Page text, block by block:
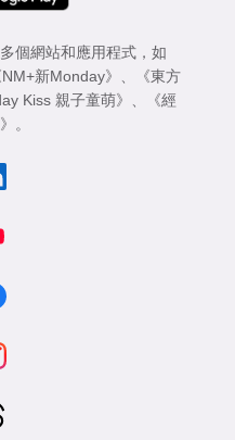
個網站和應用程式，如
NM+新Monday》
《東方
Kiss 親子童萌》
《經
。